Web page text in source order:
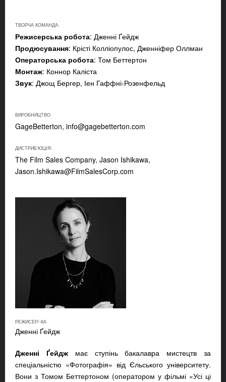
ТВОРЧА КОМАНДА:
Режисерська робота: Дженні Ґейдж
Продюсування: Крісті Колліопулос, Дженніфер Оллман
Операторська робота: Том Беттертон
Монтаж: Коннор Каліста
Звук: Джощ Бергер, Іен Гаффні-Розенфельд
ВИРОБНИЦТВО
GageBetterton, info@gagebetterton.com
ДИСТРИБ'ЮЦІЯ:
The Film Sales Company, Jason Ishikawa,
Jason.Ishikawa@FilmSalesCorp.com
РЕЖИСЕР/-КА
Дженні Ґейдж
Дженні Ґейджмає ступінь бакалавра мистецтв за
спеціальністю «Фотографія» від Єльського університету.
Вони з Томом Беттертоном (оператором у фільмі «Усі ці